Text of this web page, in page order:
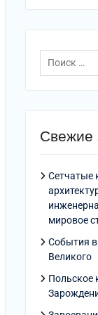
Поиск
по:
Свежие
Сетчатые
мировое
События
Великого
Польское